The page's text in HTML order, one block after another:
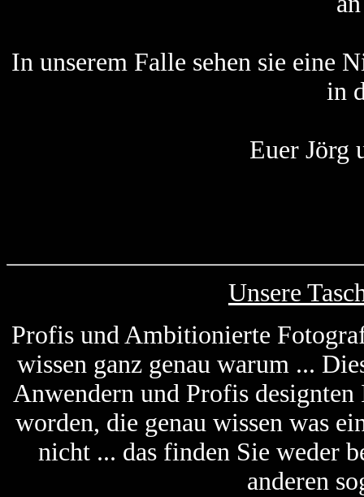
In unserem Falle sehen sie eine
in
Euer Jörg
Unsere
Profis und Ambitionierte
wissen ganz genau warum ...
Anwendern und Profis
worden, die genau wissen was
nicht ... das finden Sie weder
anderen